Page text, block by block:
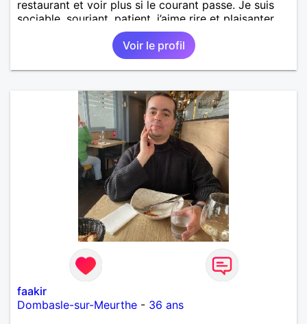
restaurant et voir plus si le courant passe. Je suis
sociable, souriant, patient, j’aime rire et plaisanter..
Voir le profil
faakir
Dombasle-sur-Meurthe - 36 ans